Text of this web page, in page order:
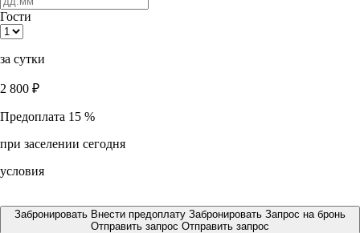
Гости
за сутки
2 800 ₽
Предоплата 15 %
при заселении сегодня
условия
Забронировать Внести предоплату Забронировать Запрос на бронь
Отправить запрос Отправить запрос